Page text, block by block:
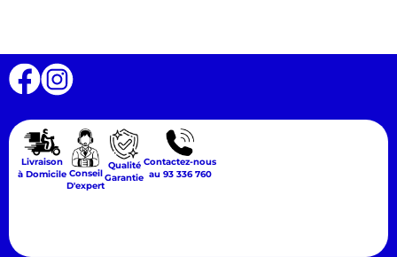
Livraison
à Domicile Conseil
D'expert
Qualité
Garantie
Contactez-nous
au 93 336 760